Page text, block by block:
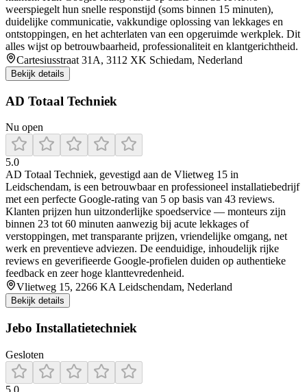
weerspiegelt hun snelle responstijd (soms binnen 15 minuten),
duidelijke communicatie, vakkundige oplossing van lekkages en
ontstoppingen, en het achterlaten van een opgeruimde werkplek. Dit
alles wijst op betrouwbaarheid, professionaliteit en klantgerichtheid.
Cartesiusstraat 31A, 3112 XK Schiedam, Nederland
Bekijk details
AD Totaal Techniek
Nu open
5.0
AD Totaal Techniek, gevestigd aan de Vlietweg 15 in
Leidschendam, is een betrouwbaar en professioneel installatiebedrijf
met een perfecte Google-rating van 5 op basis van 43 reviews.
Klanten prijzen hun uitzonderlijke spoedservice — monteurs zijn
binnen 23 tot 60 minuten aanwezig bij acute lekkages of
verstoppingen, met transparante prijzen, vriendelijke omgang, net
werk en preventieve adviezen. De eenduidige, inhoudelijk rijke
reviews en geverifieerde Google-profielen duiden op authentieke
feedback en zeer hoge klanttevredenheid.
Vlietweg 15, 2266 KA Leidschendam, Nederland
Bekijk details
Jebo Installatietechniek
Gesloten
5.0